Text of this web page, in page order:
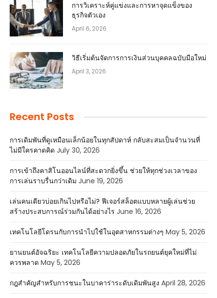
การวิเคราะห์คู่แข่งและการหาจุดแข็งของ
ธุรกิจตัวเอง
April 6, 2026
วิธีเริ่มต้นจัดการการเงินส่วนบุคคลฉบับมือใหม่
April 3, 2026
Recent Posts
การเดิมพันที่ดูเหมือนเล็กน้อยในทุกสัปดาห์ กลับสะสมเป็นจำนวนที่
ไม่มีใครคาดคิด July 30, 2026
การเข้าถึงคาสิโนออนไลน์ที่สะดวกยิ่งขึ้น ช่วยให้ทุกช่วงเวลาของ
การเล่นราบรื่นกว่าเดิม June 19, 2026
เล่นคนเดียวบ่อยเกินไปหรือไม่? ฟีเจอร์สล็อตแบบหลายผู้เล่นช่วย
สร้างประสบการณ์ร่วมกันได้อย่างไร June 16, 2026
เทคโนโลยีโดรนกับการนำไปใช้ในอุตสาหกรรมต่างๆ May 5, 2026
ยานยนต์อัจฉริยะ เทคโนโลยีความปลอดภัยในรถยนต์ยุคใหม่ที่ไม่
ควรพลาด May 5, 2026
กฎสำคัญสำหรับการชนะในบาคาร่าระดับเดิมพันสูง April 28, 2026